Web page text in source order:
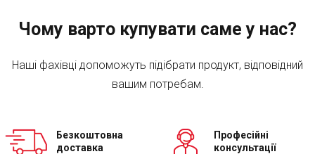
Чому варто купувати саме у нас?
Наші фахівці допоможуть підібрати продукт, відповідний
вашим потребам.
Безкоштовна
доставка
Професійні
консультації